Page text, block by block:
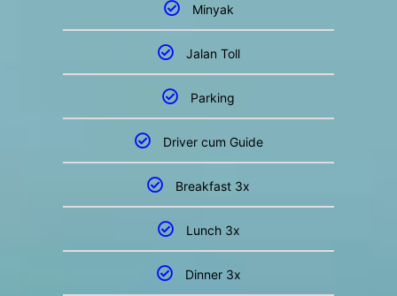
Minyak
Jalan Toll
Parking
Driver cum Guide
Breakfast 3x
Lunch 3x
Dinner 3x